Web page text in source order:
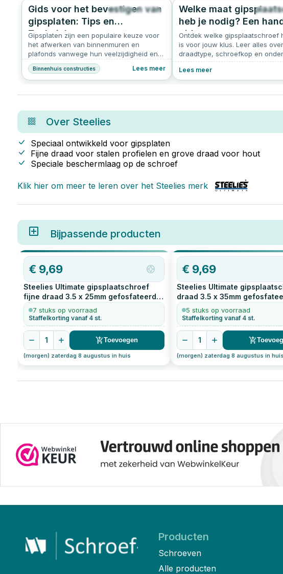
936 4.9
Gids voor het bevestigen van
gipsplaten: Tips en
Technieken
Gipsplaten zijn een populaire keuze voor
het afwerken van binnenmuren en
plafonds vanwege hun veelzijdigheid en
eenvoudige installatie. Hier een kort
overzicht van hoe je gipsplaten kunt
bevestigen.
Binnenhuis constructies Lees meer
1221
Welke maat
heb je nodig? Een
gids
Ontdek welke gipsplaatschroef
is voor jouw klus. Leer alles
draadtype, schroefkop en
Handige tips van Schroef-it!
Lees meer
Over Steelies
Speciaal ontwikkeld voor gipsplaten
Fijne draad voor stalen profielen en grove draad voor hout
Speciale beschermlaag op de schroef
Klik hier om meer te leren over het Steelies merk
Bijpassende producten
€ 9,69
Steelies Ultimate gipsplaatschroef
fijne draad 3.5 x 25mm gefosfateerd
1000
stuks
7 stuks op voorraad
Staffelkorting vanaf 4 st.
1 Toevoegen
(morgen) zaterdag 8 augustus in huis
€ 9,69
Steelies Ultimate
draad 3.5 x 35mm
stuks5 stuks op voorraad
Staffelkorting vanaf 4 st.
1
(morgen) zaterdag 8 augustus in huis
Producten
Schroeven
Alle producten